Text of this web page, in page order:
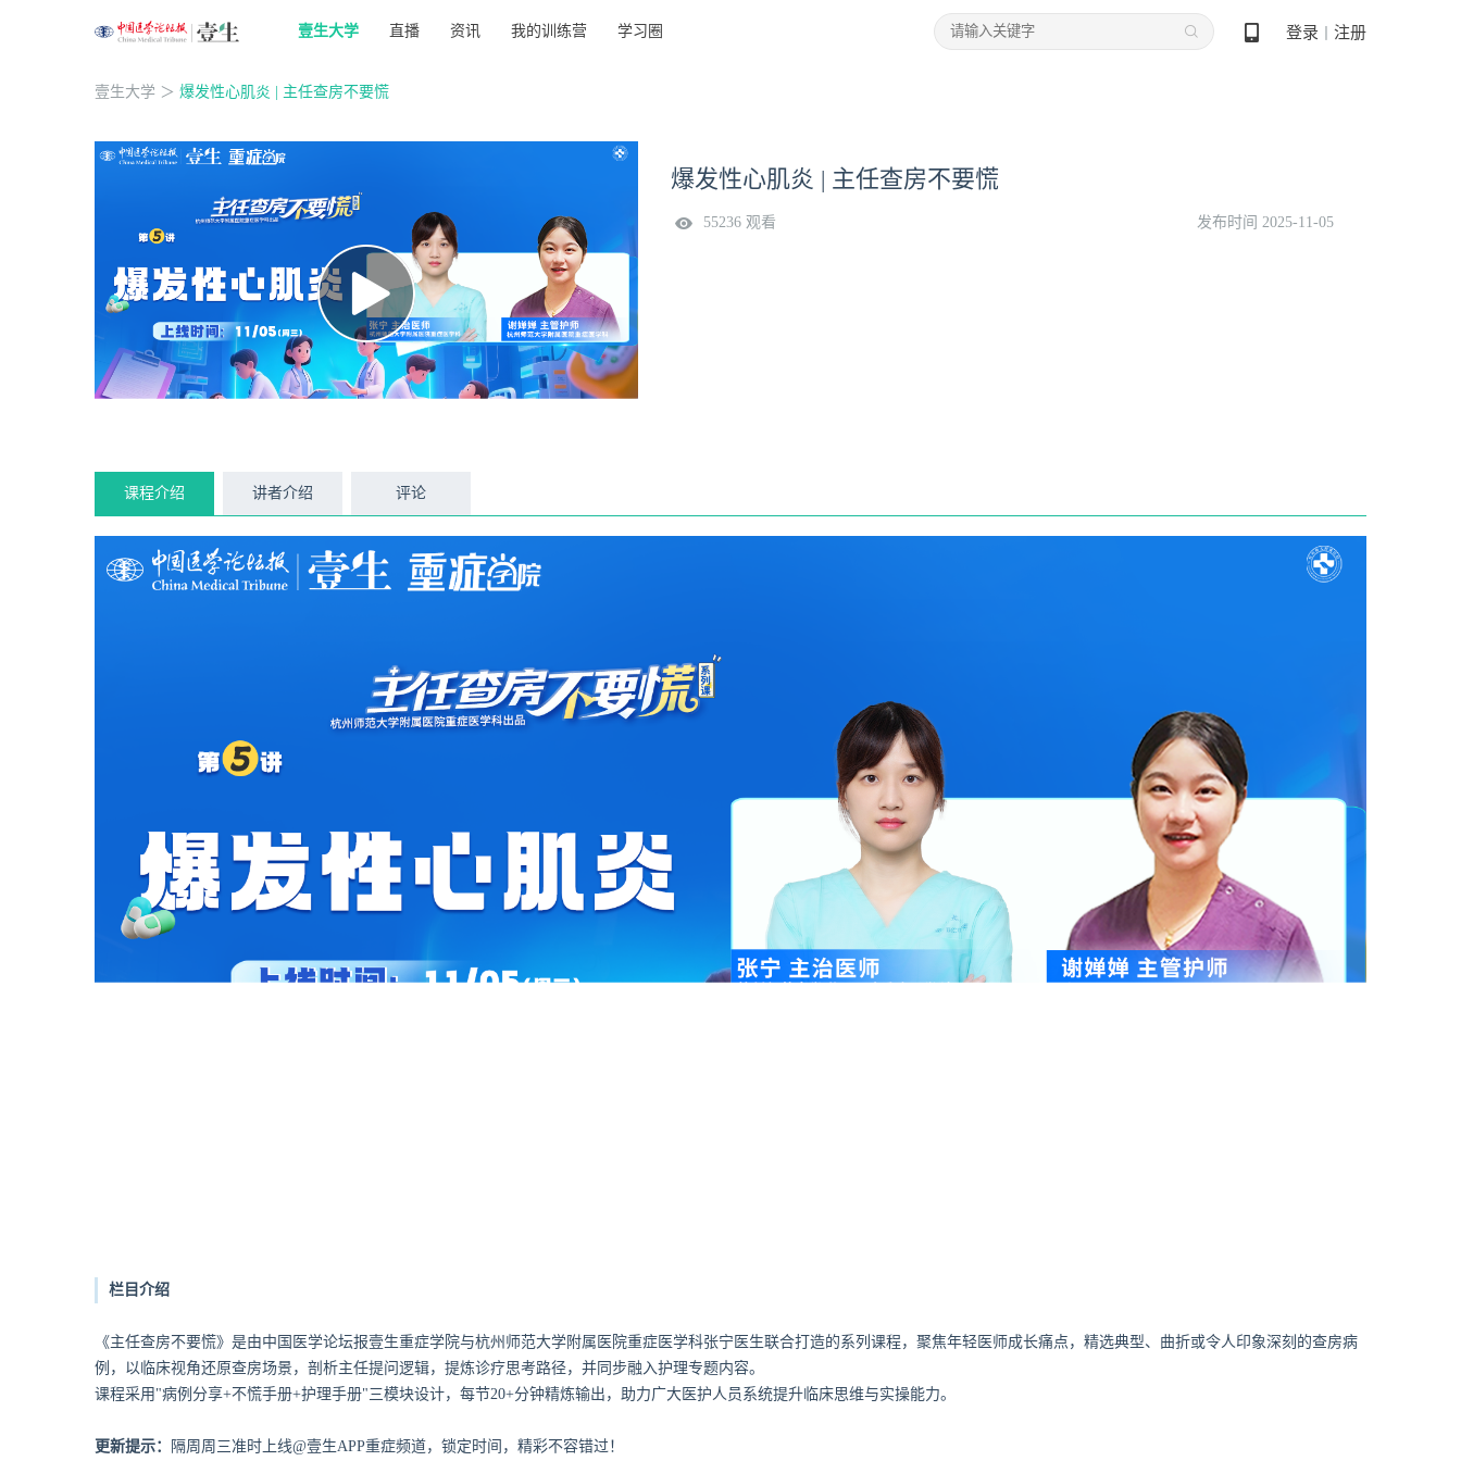
壹生大学 直播 资讯 我的训练营 学习圈 登录 注册
壹生大学 ＞ 爆发性心肌炎 | 主任查房不要慌
爆发性心肌炎 | 主任查房不要慌
55236 观看 发布时间 2025-11-05
课程介绍 讲者介绍 评论
栏目介绍
《主任查房不要慌》是由中国医学论坛报壹生重症学院与杭州师范大学附属医院重症医学科张宁医生联合打造的系列课程，聚焦年轻医师成长痛点，精选典型、曲折或令人印象深刻的查房病
例，以临床视角还原查房场景，剖析主任提问逻辑，提炼诊疗思考路径，并同步融入护理专题内容。
课程采用"病例分享+不慌手册+护理手册"三模块设计，每节20+分钟精炼输出，助力广大医护人员系统提升临床思维与实操能力。
更新提示： 隔周周三准时上线@壹生APP重症频道，锁定时间，精彩不容错过！